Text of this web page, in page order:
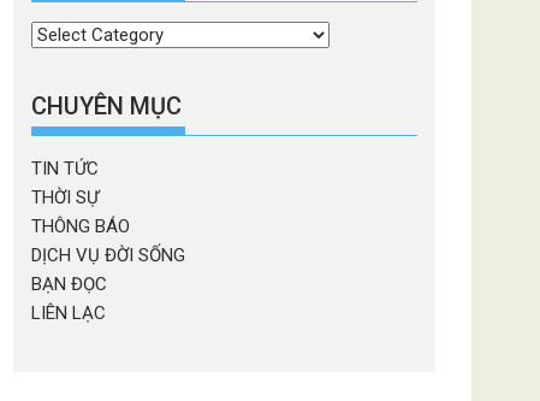
Chọn
mục
CHUYÊN MỤC
TIN TỨC
THỜI SỰ
THÔNG BÁO
DỊCH VỤ ĐỜI SỐNG
BẠN ĐỌC
LIÊN LẠC